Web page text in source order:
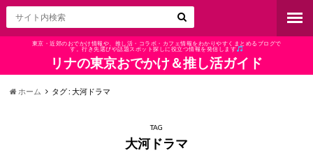
東京・近郊のおでかけ情報や、推し活・コラボ・カフェ情報をわかりやすくまとめるブログで
す。行き先選びや話題スポット探しに役立つ情報を発信します
リナの東京おでかけ＆推し活ガイド
ホーム タグ : 大河ドラマ
TAG
大河ドラマ